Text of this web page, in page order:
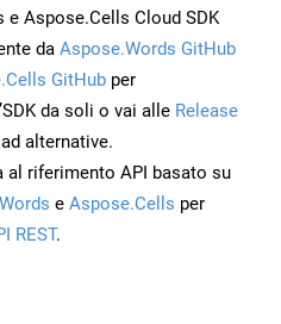
e Aspose.Cells Cloud SDK
da Aspose.Words GitHub
GitHub per
da soli o vai alle Release
alternative.
al riferimento API basato su
e Aspose.Cells per
REST.